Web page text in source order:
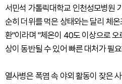
서민석 가톨릭대학교 인천성모병원
순히 더위를 먹은 상태와는 달리 체
환"이라며 "체온이 40도 이상으로 오
상이 동반될 수 있어 빠른 대처가 필
열사병은 폭염 속 야외 활동이 잦은